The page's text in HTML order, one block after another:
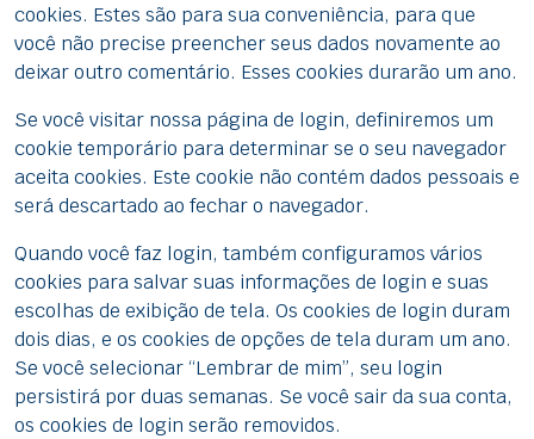
cookies. Estes são para sua conveniência, para que
você não precise preencher seus dados novamente ao
deixar outro comentário. Esses cookies durarão um ano.
Se você visitar nossa página de login, definiremos um
cookie temporário para determinar se o seu navegador
aceita cookies. Este cookie não contém dados pessoais e
será descartado ao fechar o navegador.
Quando você faz login, também configuramos vários
cookies para salvar suas informações de login e suas
escolhas de exibição de tela. Os cookies de login duram
dois dias, e os cookies de opções de tela duram um ano.
Se você selecionar “Lembrar de mim”, seu login
persistirá por duas semanas. Se você sair da sua conta,
os cookies de login serão removidos.